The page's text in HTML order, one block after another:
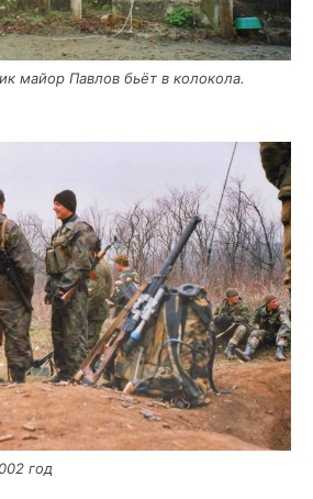
май­ор Пав­лов бьёт в коло­ко­ла.
год